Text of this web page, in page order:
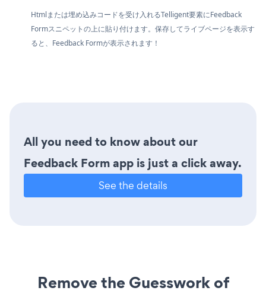
Htmlまたは埋め込みコードを受け入れるTelligent要素にFeedback
Formスニペットの上に貼り付けます。保存してライブページを表示す
ると、Feedback Formが表示されます！
All you need to know about our
Feedback Form app is just a click away.
See the details
Remove the Guesswork of